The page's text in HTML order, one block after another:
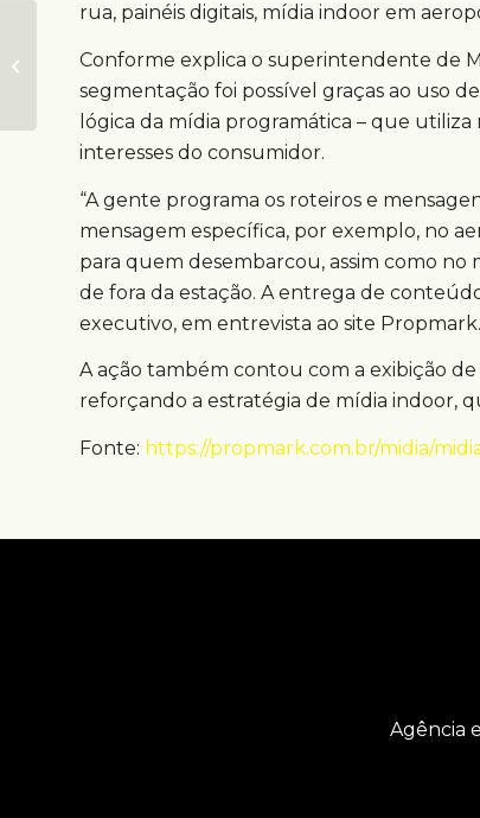
rua, painéis digitais, mídia indoor em
Conforme explica o superintendente de
segmentação foi possível graças ao uso
lógica da mídia programática – que
interesses do consumidor.
“A gente programa os roteiros e
mensagem específica, por exemplo, no
para quem desembarcou, assim como
de fora da estação. A entrega de
executivo, em entrevista ao site Propmark.
A ação também contou com a exibição
reforçando a estratégia de mídia indoor,
Fonte: https://propmark.com.br/midia/
Agência
Coronavírus:
consumidores
práticas e de
interesse públ...